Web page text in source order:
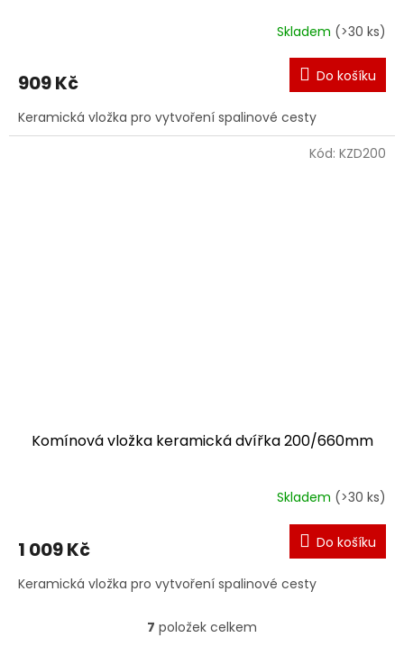
Skladem (>30 ks)
909 Kč Do košíku
Keramická vložka pro vytvoření spalinové cesty
Komínová vložka keramická dvířka 200/660mm
Skladem (>30 ks)
1 009 Kč Do košíku
Keramická vložka pro vytvoření spalinové cesty
Kód: KZD200
O
7 položek celkem